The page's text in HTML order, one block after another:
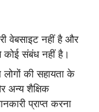
वेबसाइट नहीं है और
कोई संबंध नहीं है।
की सहायता के
अन्य शैक्षिक
प्राप्त करना